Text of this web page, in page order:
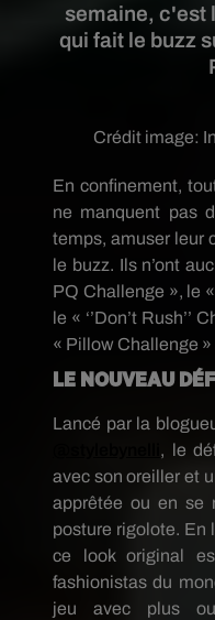
semaine, c'est
qui fait le buzz
Crédit image:
En confinement,
ne manquent pas
temps, amuser leur
le buzz. Ils n’ont
PQ Challenge », le
le « ‘’Don’t Rush’’
« Pillow Challenge
LE NOUVEAU
Lancé par la
, le
avec son oreiller et
apprêtée ou en se
posture rigolote. En
ce look original
fashionistas du
jeu avec plus